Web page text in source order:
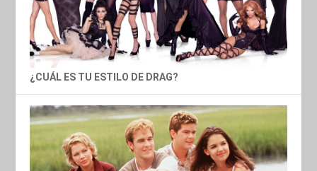
¿CUÁL ES TU ESTILO DE DRAG?